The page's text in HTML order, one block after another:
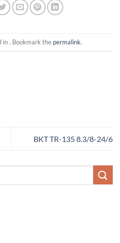
in . Bookmark the permalink.
BKT TR-135 8.3/8-24/6